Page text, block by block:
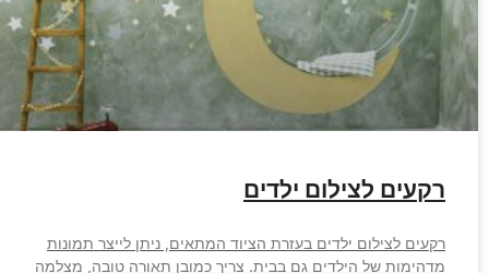
רקעים לצילום ילדים
רקעים לצילום ילדים בעזרת הציוד המתאים, ניתן לייצר תמונות
מדהימות של הילדים גם בבית. צריך כמובן תאורה טובה, מצלמה